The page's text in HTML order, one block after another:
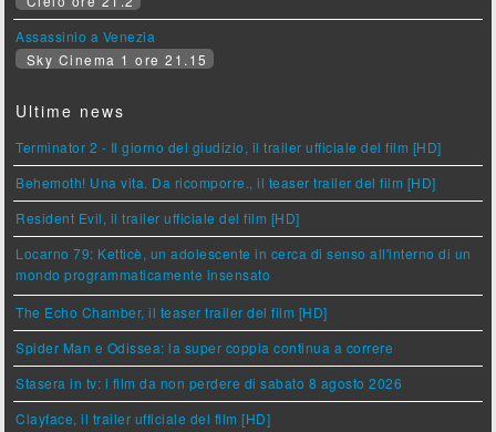
Assassinio a Venezia
Sky Cinema 1 ore 21.15
Ultime news
Terminator 2 - Il giorno del giudizio, il trailer ufficiale del film [HD]
Behemoth! Una vita. Da ricomporre., il teaser trailer del film [HD]
Resident Evil, il trailer ufficiale del film [HD]
Locarno 79: Ketticè, un adolescente in cerca di senso all'interno di un
mondo programmaticamente insensato
The Echo Chamber, il teaser trailer del film [HD]
Spider Man e Odissea: la super coppia continua a correre
Stasera in tv: i film da non perdere di sabato 8 agosto 2026
Clayface, il trailer ufficiale del film [HD]